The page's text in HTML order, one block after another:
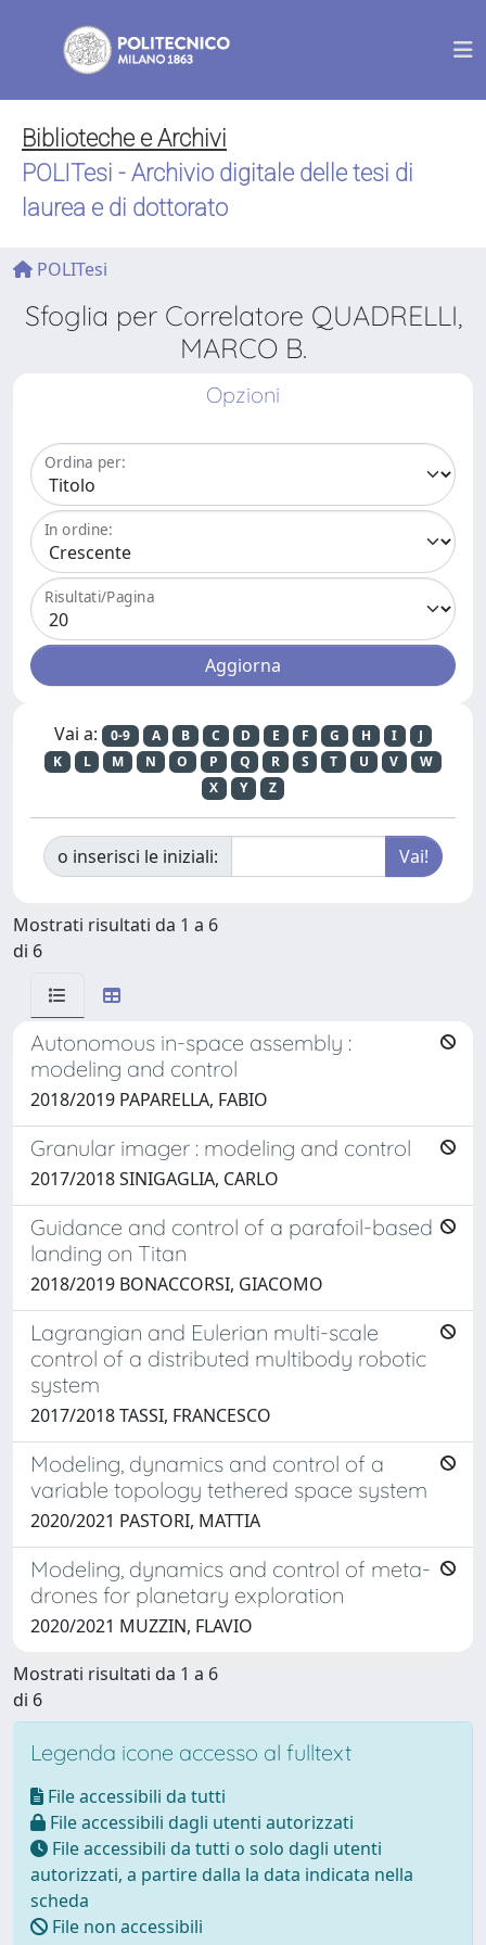
Biblioteche e Archivi
POLITesi - Archivio digitale delle tesi di
laurea e di dottorato
POLITesi
Sfoglia per Correlatore QUADRELLI,
MARCO B.
Opzioni
Ordina per:
In ordine:
Risultati/Pagina
Vai a: 0-9 A B C D E F G H I
J
K
L M N O P Q R S T U V
W
X
Y Z
o inserisci le iniziali:
Mostrati risultati da 1 a 6
di 6
Autonomous in-space assembly :
modeling and control
2018/2019 PAPARELLA, FABIO
Granular imager : modeling and control
2017/2018 SINIGAGLIA, CARLO
Guidance and control of a parafoil-based
landing on Titan
2018/2019 BONACCORSI, GIACOMO
Lagrangian and Eulerian multi-scale
control of a distributed multibody robotic
system
2017/2018 TASSI, FRANCESCO
Modeling, dynamics and control of a
variable topology tethered space system
2020/2021 PASTORI, MATTIA
Modeling, dynamics and control of meta-
drones for planetary exploration
2020/2021 MUZZIN, FLAVIO
Mostrati risultati da 1 a 6
di 6
Legenda icone accesso al fulltext
File accessibili da tutti
File accessibili dagli utenti autorizzati
File accessibili da tutti o solo dagli utenti
autorizzati, a partire dalla la data indicata nella
scheda
File non accessibili